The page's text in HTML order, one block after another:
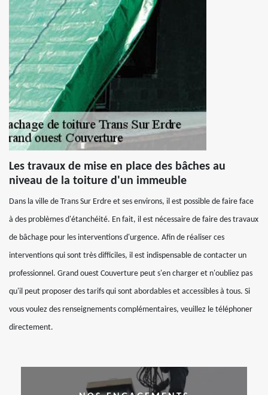
Les travaux de mise en place des bâches au
niveau de la toiture d'un immeuble
Dans la ville de Trans Sur Erdre et ses environs, il est possible de faire face
à des problèmes d'étanchéité. En fait, il est nécessaire de faire des travaux
de bâchage pour les interventions d'urgence. Afin de réaliser ces
interventions qui sont très difficiles, il est indispensable de contacter un
professionnel. Grand ouest Couverture peut s'en charger et n'oubliez pas
qu'il peut proposer des tarifs qui sont abordables et accessibles à tous. Si
vous voulez des renseignements complémentaires, veuillez le téléphoner
directement.